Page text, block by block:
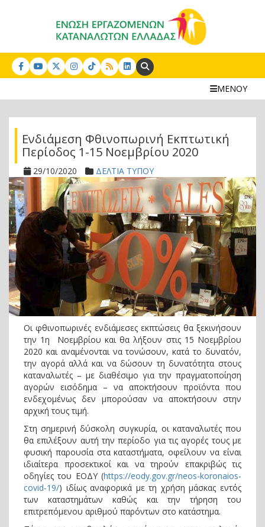
Search:
ΜΕΝΟΥ
Ενδιάμεση Φθινοπωρινή Εκπτωτική
Περίοδος 1-15 Νοεμβρίου 2020
29/10/2020 ΔΕΛΤΙΑ ΤΥΠΟΥ
Οι φθινοπωρινές ενδιάμεσες εκπτώσεις θα ξεκινήσουν
την 1η Νοεμβρίου και θα λήξουν στις 15 Νοεμβρίου
2020 και αναμένονται να τονώσουν, κατά το δυνατόν,
την αγορά αλλά και να δώσουν τη δυνατότητα στους
καταναλωτές – με διαθέσιμο για την πραγματοποίηση
αγορών εισόδημα – να αποκτήσουν προϊόντα που
ενδεχομένως δεν μπορούσαν να αποκτήσουν στην
αρχική τους τιμή.
Στη σημερινή δύσκολη συγκυρία, οι καταναλωτές που
θα επιλέξουν αυτή την περίοδο για τις αγορές τους με
φυσική παρουσία στα καταστήματα, οφείλουν να είναι
ιδιαίτερα προσεκτικοί και να τηρούν επακριβώς τις
οδηγίες του ΕΟΔΥ (https://eody.gov.gr/neos-koronaios-
covid-19/) ιδίως αναφορικά με τη χρήση μάσκας εντός
των καταστημάτων καθώς και την τήρηση του
επιτρεπόμενου αριθμού παρόντων στο κατάστημα.